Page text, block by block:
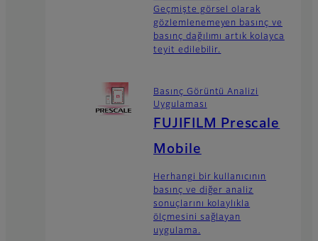
Geçmişte görsel olarak
gözlemlenemeyen basınç ve
basınç dağılımı artık kolayca
teyit edilebilir.
Basınç Görüntü Analizi
Uygulaması
FUJIFILM Prescale
Mobile
Herhangi bir kullanıcının
basınç ve diğer analiz
sonuçlarını kolaylıkla
ölçmesini sağlayan
uygulama.